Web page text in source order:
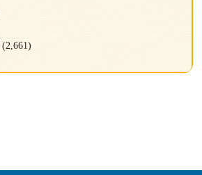
(2,661)